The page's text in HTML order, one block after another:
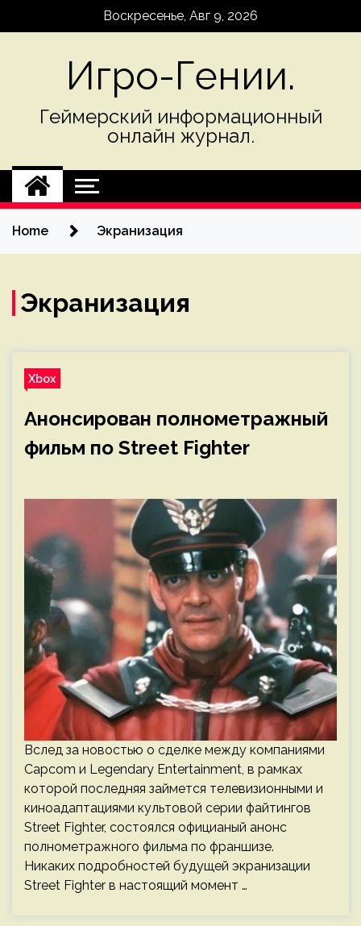
Воскресенье, Авг 9, 2026
Игро-Гении.
Геймерский информационный
онлайн журнал.
Home Экранизация
Экранизация
Xbox
Анонсирован полнометражный
фильм по Street Fighter
Вслед за новостью о сделке между компаниями
Capcom и Legendary Entertainment, в рамках
которой последняя займется телевизионными и
киноадаптациями культовой серии файтингов
Street Fighter, состоялся официаный анонс
полнометражного фильма по франшизе.
Никаких подробностей будущей экранизации
Street Fighter в настоящий момент …